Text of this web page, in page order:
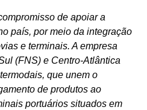
de apoiar a
país, por meio da integração
e terminais. A empresa
(FNS) e Centro-Atlântica
que unem o
de produtos ao
portuários situados em